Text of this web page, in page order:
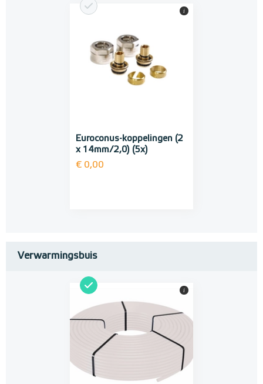
Euroconus-koppelingen (2
x 14mm/2,0) (5x)
€ 0,00
i
Verwarmingsbuis
i